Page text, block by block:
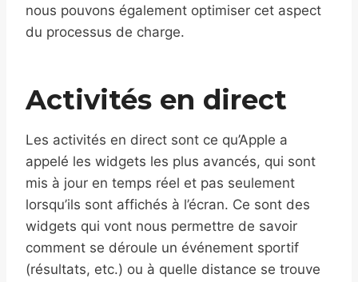
nous pouvons également optimiser cet aspect
du processus de charge.
Activités en direct
Les activités en direct sont ce qu’Apple a
appelé les widgets les plus avancés, qui sont
mis à jour en temps réel et pas seulement
lorsqu’ils sont affichés à l’écran. Ce sont des
widgets qui vont nous permettre de savoir
comment se déroule un événement sportif
(résultats, etc.) ou à quelle distance se trouve